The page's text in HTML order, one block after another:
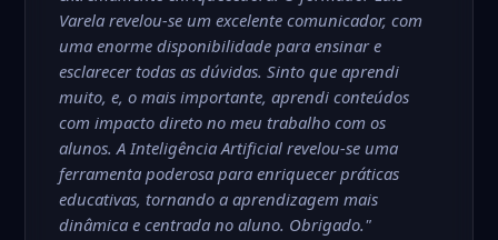
Varela revelou-se um excelente comunicador, com
uma enorme disponibilidade para ensinar e
esclarecer todas as dúvidas. Sinto que aprendi
muito, e, o mais importante, aprendi conteúdos
com impacto direto no meu trabalho com os
alunos. A Inteligência Artificial revelou-se uma
ferramenta poderosa para enriquecer práticas
educativas, tornando a aprendizagem mais
dinâmica e centrada no aluno. Obrigado."